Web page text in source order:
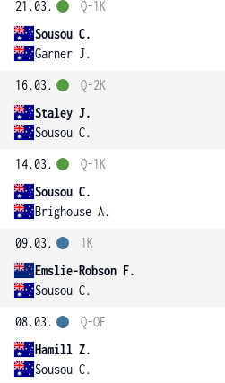
21.03.
Sousou C.
Garner J.
Q-1K
16.03.
Staley J.
Sousou C.
Q-2K
14.03.
Sousou C.
Brighouse A.
Q-1K
09.03.
Emslie-Robson F.
Sousou C.
1K
08.03.
Hamill Z.
Sousou C.
Q-OF